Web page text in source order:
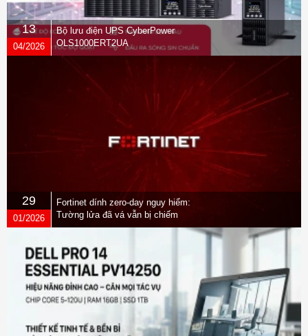
13
04/2026
Bộ lưu điện UPS CyberPower
OLS1000ERT2UA
29
01/2026
Fortinet dính zero-day nguy hiểm:
Tường lửa đã vá vẫn bị chiếm
quyền